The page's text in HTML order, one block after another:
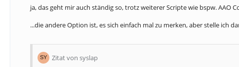
ja, das geht mir auch ständig so, trotz weiterer Scripte wie bspw. AAO
...die andere Option ist, es sich einfach mal zu merken, aber stelle ich
Zitat von syslap